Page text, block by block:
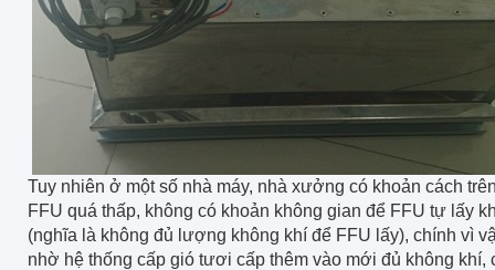
Tuy nhiên ở một số nhà máy, nhà xưởng có khoản cách
FFU quá thấp, không có khoản không gian để FFU tự lấy
(nghĩa là không đủ lượng không khí để FFU lấy), chính vì
nhờ hệ thống cấp gió tươi cấp thêm vào mới đủ không khí,